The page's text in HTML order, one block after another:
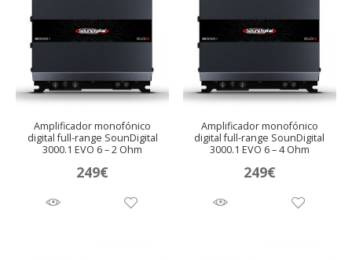
Amplificador monofónico
digital full-range SounDigital
3000.1 EVO 6 – 2 Ohm
249€
Amplificador monofónico
digital full-range SounDigital
3000.1 EVO 6 – 4 Ohm
249€